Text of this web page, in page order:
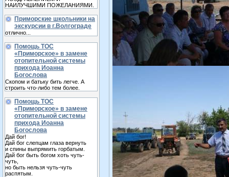
НАИЛУЧШИМИ ПОЖЕЛАНИЯМИ.
Приморские школьники на
экскурсии в г.Волгограде
отлично...
Помощь ТОС
«Приморское» в замене
отопительной системы
прихода Иоанна
Богослова
Скопом и батьку бить легче. А
строить что-либо тем более.
Помощь ТОС
«Приморское» в замене
отопительной системы
прихода Иоанна
Богослова
Дай бог!
Дай бог слепцам глаза вернуть
и спины выпрямить горбатым.
Дай бог быть богом хоть чуть-
чуть,
но быть нельзя чуть-чуть
распятым.